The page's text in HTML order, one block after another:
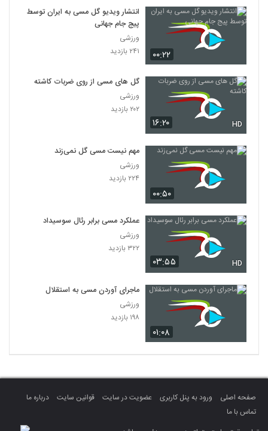
۰۰:۲۲
انتشار ویدیو گل مسی به ایران توسط
پیج جام جهانی
ورزشی
۲۴۱ بازدید
۱۶:۲۰ HD
گل‌ های مسی از روی ضربات کاشته
ورزشی
۲۰۲ بازدید
۰۰:۵۰
مهم نیست مسی گل نمی‌زند
ورزشی
۲۲۴ بازدید
۰۳:۵۵ HD
عملکرد مسی برابر رئال سوسیداد
ورزشی
۳۲۲ بازدید
۰۱:۰۸
ماجرای آوردن مسی به استقلال
ورزشی
۱۹۸ بازدید
صفحه اصلی ورود به پنل کاربری عضویت در سایت قوانین سایت
درباره ما
تماس با ما